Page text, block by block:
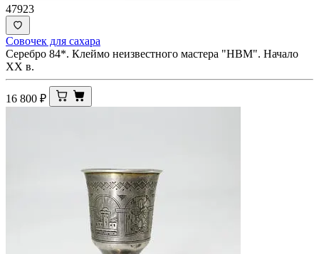
47923
Совочек для сахара
Серебро 84*. Клеймо неизвестного мастера "НВМ". Начало
XX в.
16 800 ₽